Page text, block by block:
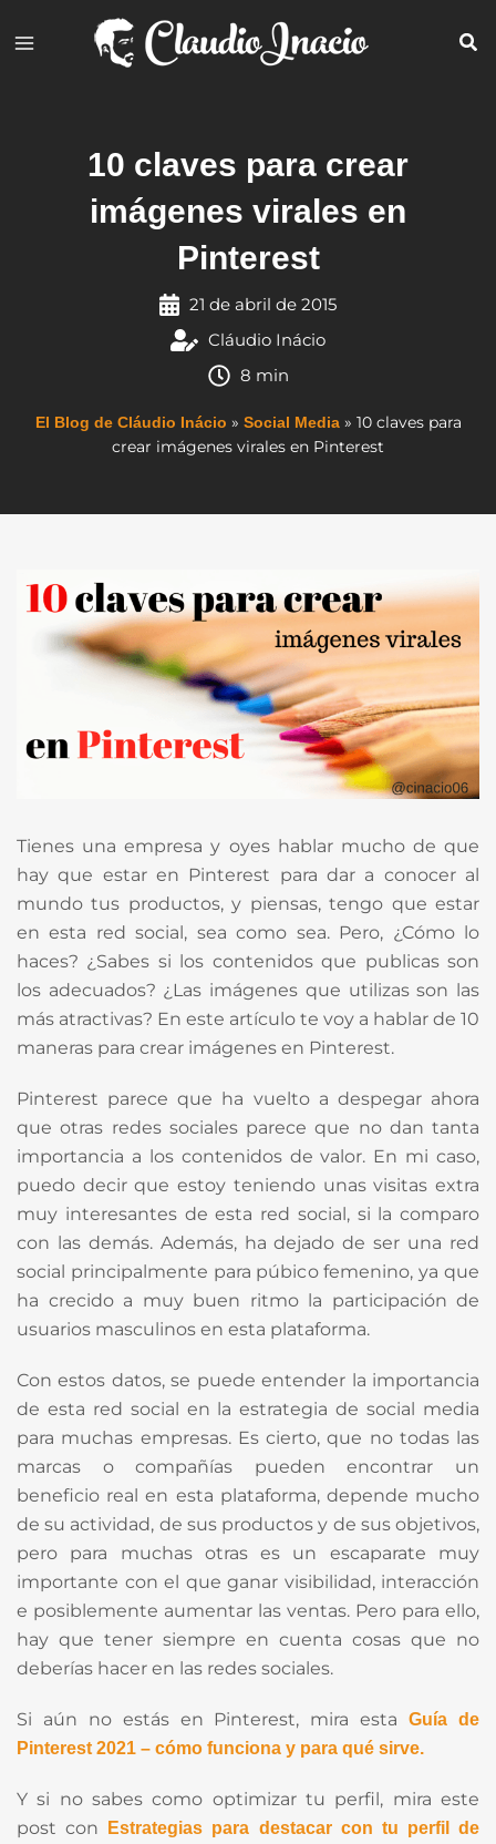
10 claves para crear
imágenes virales en
Pinterest
21 de abril de 2015
Cláudio Inácio
8 min
El Blog de Cláudio Inácio » Social Media» 10 claves para
crear imágenes virales en Pinterest
Tienes una empresa y oyes hablar mucho de que
hay que estar en Pinterest para dar a conocer al
mundo tus productos, y piensas, tengo que estar
en esta red social, sea como sea. Pero, ¿Cómo lo
haces? ¿Sabes si los contenidos que publicas son
los adecuados? ¿Las imágenes que utilizas son las
más atractivas? En este artículo te voy a hablar de 10
maneras para crear imágenes en Pinterest.
Pinterest parece que ha vuelto a despegar ahora
que otras redes sociales parece que no dan tanta
importancia a los contenidos de valor. En mi caso,
puedo decir que estoy teniendo unas visitas extra
muy interesantes de esta red social, si la comparo
con las demás. Además, ha dejado de ser una red
social principalmente para púbico femenino, ya que
ha crecido a muy buen ritmo la participación de
usuarios masculinos en esta plataforma.
Con estos datos, se puede entender la importancia
de esta red social en la estrategia de social media
para muchas empresas. Es cierto, que no todas las
marcas o compañías pueden encontrar un
beneficio real en esta plataforma, depende mucho
de su actividad, de sus productos y de sus objetivos,
pero para muchas otras es un escaparate muy
importante con el que ganar visibilidad, interacción
e posiblemente aumentar las ventas. Pero para ello,
hay que tener siempre en cuenta cosas que no
deberías hacer en las redes sociales.
Si aún no estás en Pinterest, mira estaGuía de
Pinterest 2021 – cómo funciona y para qué sirve.
Y si no sabes como optimizar tu perfil, mira este
post con
Estrategias para destacar con tu perfil de